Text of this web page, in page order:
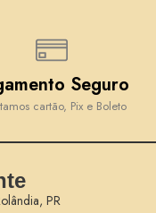
Seguro
cartão, Pix e Boleto
PR